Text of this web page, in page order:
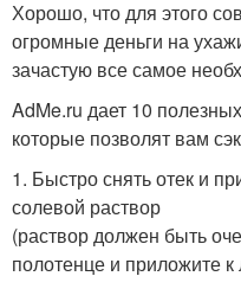
Хорошо, что для этого
огромные деньги на
зачастую все самое
AdMe.ru дает 10
которые позволят вам
1. Быстро снять отек и
солевой раствор
(раствор должен быть
полотенце и приложите